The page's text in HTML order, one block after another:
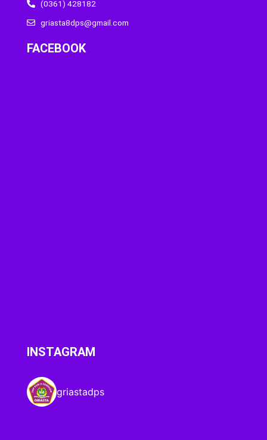
(0361) 428182
griasta8dps@gmail.com
FACEBOOK
INSTAGRAM
griastadps